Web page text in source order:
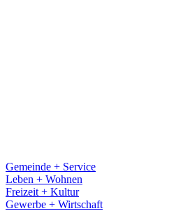
Gemeinde + Service
Leben + Wohnen
Freizeit + Kultur
Gewerbe + Wirtschaft